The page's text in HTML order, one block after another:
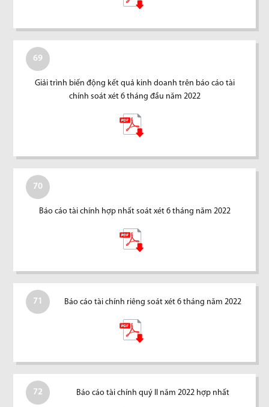
69
Giải trình biến động kết quả kinh doanh trên báo cáo tài
chính soát xét 6 tháng đầu năm 2022
70
Báo cáo tài chính hợp nhất soát xét 6 tháng năm 2022
71 Báo cáo tài chính riêng soát xét 6 tháng năm 2022
72 Báo cáo tài chính quý II năm 2022 hợp nhất